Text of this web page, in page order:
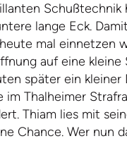
lange Eck.
mal einnetzen
auf eine kleine
später ein
im Thalheimer
Thiam lies mit
Chance. Wer nun